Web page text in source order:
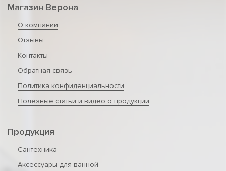
Магазин Верона
О компании
Отзывы
Контакты
Обратная связь
Политика конфиденциальности
Полезные статьи и видео о продукции
Продукция
Сантехника
Аксессуары для ванной